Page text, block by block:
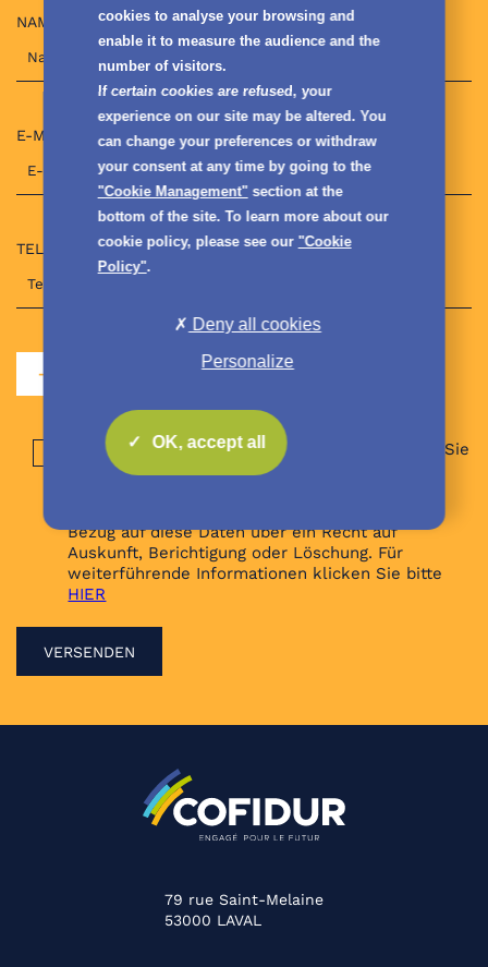
NAME*
E-MAIL*
TELEFON*
FÜGEN SIE IHRE ANLAGE BEI: PDF, JPG, PNG
Wenn Sie dieses Kästchen auswählen, erteilen Sie
Ihre Einwilligung dafür, dass COFIDUR Ihre
Bezug auf diese Daten über ein Recht auf
Auskunft, Berichtigung oder Löschung. Für
weiterführende Informationen klicken Sie bitte
HIER
79 rue Saint-Melaine
53000 LAVAL
cookies to analyse your browsing and
enable it to measure the audience and the
number of visitors.
If certain cookies are refused, your
experience on our site may be altered. You
can change your preferences or withdraw
your consent at any time by going to the
"Cookie Management"section at the
bottom of the site. To learn more about our
cookie policy, please see our "Cookie
Policy".
OK, accept all
Personalize
Deny all cookies